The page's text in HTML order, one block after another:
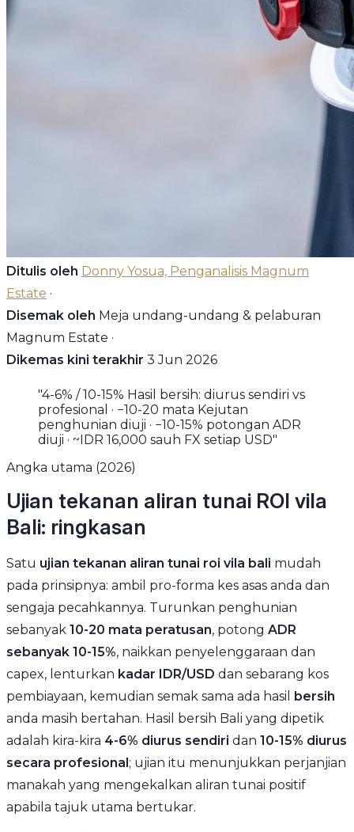
Ditulis oleh Donny Yosua, Penganalisis Magnum
Estate ·
Disemak oleh Meja undang-undang & pelaburan
Magnum Estate ·
Dikemas kini terakhir 3 Jun 2026
"4-6% / 10-15% Hasil bersih: diurus sendiri vs
profesional · −10-20 mata Kejutan
penghunian diuji · −10-15% potongan ADR
diuji · ~IDR 16,000 sauh FX setiap USD"
Angka utama (2026)
Ujian tekanan aliran tunai ROI vila
Bali: ringkasan
Satu ujian tekanan aliran tunai roi vila bali mudah
pada prinsipnya: ambil pro-forma kes asas anda dan
sengaja pecahkannya. Turunkan penghunian
sebanyak 10-20 mata peratusan, potong ADR
sebanyak 10-15%, naikkan penyelenggaraan dan
capex, lenturkan kadar IDR/USD dan sebarang kos
pembiayaan, kemudian semak sama ada hasil bersih
anda masih bertahan. Hasil bersih Bali yang dipetik
adalah kira-kira 4-6% diurus sendiri dan 10-15% diurus
secara profesional; ujian itu menunjukkan perjanjian
manakah yang mengekalkan aliran tunai positif
apabila tajuk utama bertukar.